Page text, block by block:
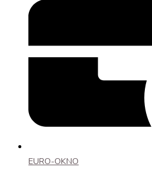
EURO-OKNO